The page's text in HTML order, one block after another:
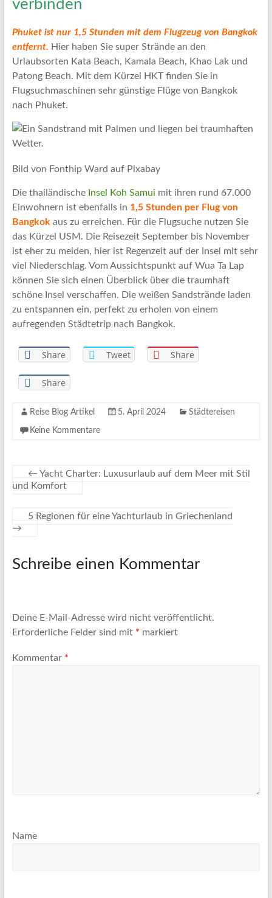
verbinden
Phuket ist nur 1,5 Stunden mit dem Flugzeug von Bangkok
entfernt. Hier haben Sie super Strände an den
Urlaubsorten Kata Beach, Kamala Beach, Khao Lak und
Patong Beach. Mit dem Kürzel HKT finden Sie in
Flugsuchmaschinen sehr günstige Flüge von Bangkok
nach Phuket.
Bild von Fonthip Ward auf Pixabay
Die thailändische Insel Koh Samui mit ihren rund 67.000
Einwohnern ist ebenfalls in 1,5 Stunden per Flug von
Bangkok aus zu erreichen. Für die Flugsuche nutzen Sie
das Kürzel USM. Die Reisezeit September bis November
ist eher zu meiden, hier ist Regenzeit auf der Insel mit sehr
viel Niederschlag. Vom Aussichtspunkt auf Wua Ta Lap
können Sie sich einen Überblick über die traumhaft
schöne Insel verschaffen. Die weißen Sandstrände laden
zu entspannen ein, perfekt zu erholen von einem
aufregenden Städtetrip nach Bangkok.
Share Tweet Share
Share
Reise Blog Artikel 5. April 2024 Städtereisen
Keine Kommentare
← Yacht Charter: Luxusurlaub auf dem Meer mit Stil
und Komfort
5 Regionen für eine Yachturlaub in Griechenland
→
Schreibe einen Kommentar
Deine E-Mail-Adresse wird nicht veröffentlicht.
Erforderliche Felder sind mit * markiert
Kommentar *
Name